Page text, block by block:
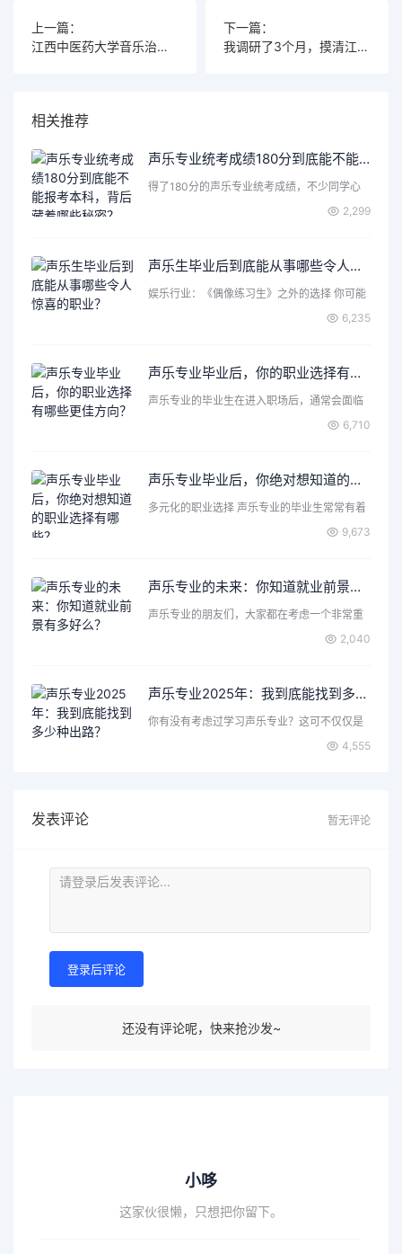
上一篇：
江西中医药大学音乐治疗专业2025年招生，你想成为跨界疗愈师吗？
下一篇：
我调研了3个月，摸清江西中医药大学音乐治疗专业真实就业现状
相关推荐
声乐专业统考成绩180分到底能不能报考本科，背后藏着哪些秘密？
得了180分的声乐专业统考成绩，不少同学心
2,299
声乐生毕业后到底能从事哪些令人惊喜的职业？
娱乐行业：《偶像练习生》之外的选择 你可能
6,235
声乐专业毕业后，你的职业选择有哪些更佳方向？
声乐专业的毕业生在进入职场后，通常会面临
6,710
声乐专业毕业后，你绝对想知道的职业选择有哪些？
多元化的职业选择 声乐专业的毕业生常常有着
9,673
声乐专业的未来：你知道就业前景有多好么？
声乐专业的朋友们，大家都在考虑一个非常重
2,040
声乐专业2025年：我到底能找到多少种出路？
你有没有考虑过学习声乐专业？这可不仅仅是
4,555
发表评论 暂无评论
登录后评论
还没有评论呢，快来抢沙发~
小哆
这家伙很懒，只想把你留下。